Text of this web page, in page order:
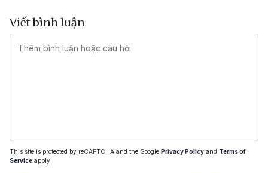
Viết bình luận
This site is protected by reCAPTCHA and the Google Privacy Policy and Terms of
Service apply.